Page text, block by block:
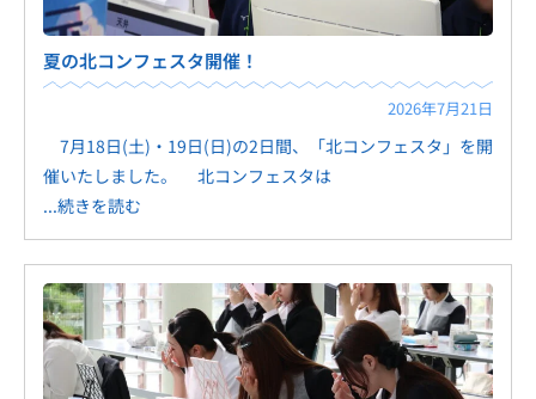
夏の北コンフェスタ開催！
2026年7月21日
7月18日(土)・19日(日)の2日間、「北コンフェスタ」を開
催いたしました。 北コンフェスタは
...続きを読む